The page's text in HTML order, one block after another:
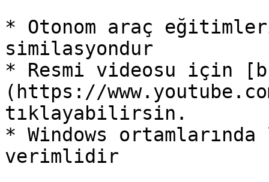
* Otonom araç
similasyondur
* Resmi videosu için
(https://
tıklayabilirsin.
* Windows
verimlidir